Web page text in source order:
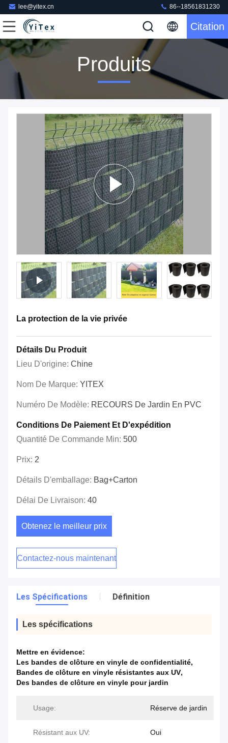
lee@yitex.cn 86--18561831230
Citation
Produits
La protection de la vie privée
Détails Du Produit
Lieu D'origine: Chine
Nom De Marque: YITEX
Numéro De Modèle: RECOURS De Jardin En PVC
Conditions De Paiement Et D'expédition
Quantité De Commande Min: 500
Prix: 2
Détails D'emballage: Bag+carton
Délai De Livraison: 40
Obtenez le meilleur prix
Contactez-nous maintenant
Les Spécifications Définition
Les spécifications
Mettre en évidence:
Les bandes de clôture en vinyle de confidentialité,
Bandes de clôture en vinyle résistantes aux UV,
Des bandes de clôture en vinyle pour jardin
Usage: Réserve de jardin
Résistant aux UV: Oui